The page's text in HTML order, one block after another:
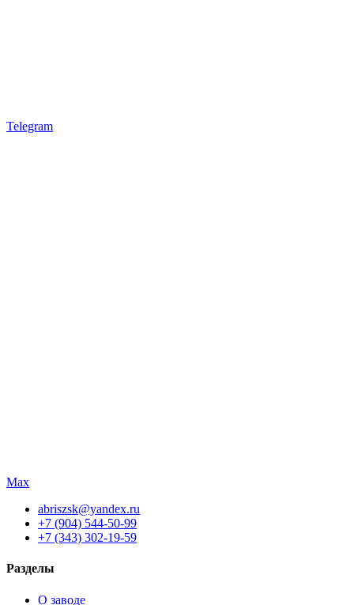
Telegram
Max
abriszsk@yandex.ru
+7 (904) 544-50-99
+7 (343) 302-19-59
Разделы
О заводе